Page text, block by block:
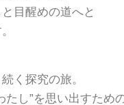
目醒めの道へと
く探究の旅。
たし”を思い出すため